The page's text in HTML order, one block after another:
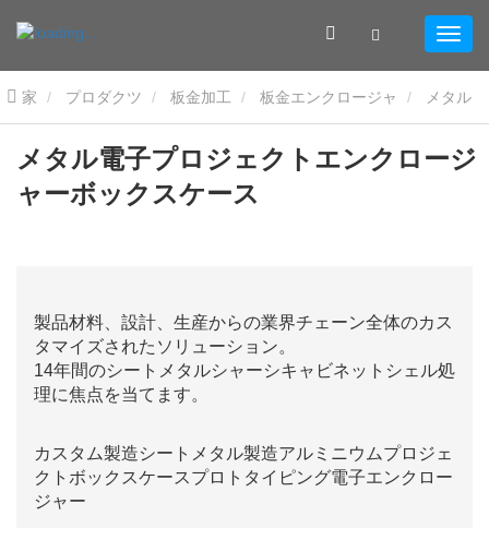
家 プロダクツ 板金加工 板金エンクロージャ
電子プロジェクトエンクロージャーボックスケース
メタル電子プロジェクトエンクロージ
ャーボックスケース
製品材料、設計、生産からの業界チェーン全体のカス
タマイズされたソリューション。
14年間のシートメタルシャーシキャビネットシェル処
理に焦点を当てます。
カスタム製造シートメタル製造アルミニウムプロジェ
クトボックスケースプロトタイピング電子エンクロー
ジャー